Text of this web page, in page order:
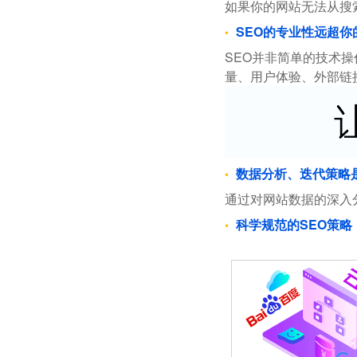
如果你的网站无法从
SEO的专业性远超你
SEO并非简单的技术
量、用户体验、外部
数据分析、迭代策略
通过对网站数据的深
科学规范的SEO策略